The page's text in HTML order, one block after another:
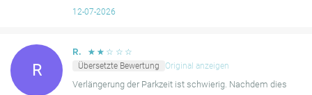
12-07-2026
R
R. ☆ ☆ ☆ ☆ ☆
Übersetzte Bewertung
Original anzeigen
Verlängerung der Parkzeit ist schwierig. Nachdem dies